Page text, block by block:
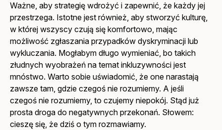
Ważne, aby strategię wdrożyć i zapewnić, że każdy jej
przestrzega. Istotne jest również, aby stworzyć kulturę,
w której wszyscy czują się komfortowo, mając
możliwość zgłaszania przypadków dyskryminacji lub
wykluczania. Mogłabym długo wymieniać, bo takich
złudnych wyobrażeń na temat inkluzywności jest
mnóstwo. Warto sobie uświadomić, że one narastają
zawsze tam, gdzie czegoś nie rozumiemy. A jeśli
czegoś nie rozumiemy, to czujemy niepokój. Stąd już
prosta droga do negatywnych przekonań. Słowem:
cieszę się, że dziś o tym rozmawiamy.